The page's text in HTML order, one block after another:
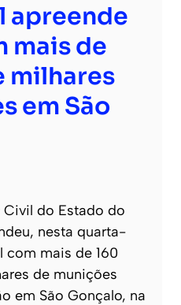
apreende
mais de
milhares
em São
do Estado do
nesta quarta-
com mais de 160
de munições
em São Gonçalo, na